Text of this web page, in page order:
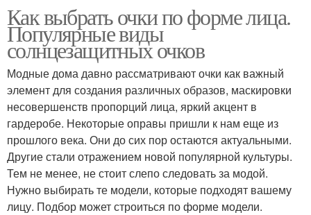
Как выбрать очки по форме лица.
Популярные виды
солнцезащитных очков
Модные дома давно рассматривают очки как важный
элемент для создания различных образов, маскировки
несовершенств пропорций лица, яркий акцент в
гардеробе. Некоторые оправы пришли к нам еще из
прошлого века. Они до сих пор остаются актуальными.
Другие стали отражением новой популярной культуры.
Тем не менее, не стоит слепо следовать за модой.
Нужно выбирать те модели, которые подходят вашему
лицу. Подбор может строиться по форме модели.